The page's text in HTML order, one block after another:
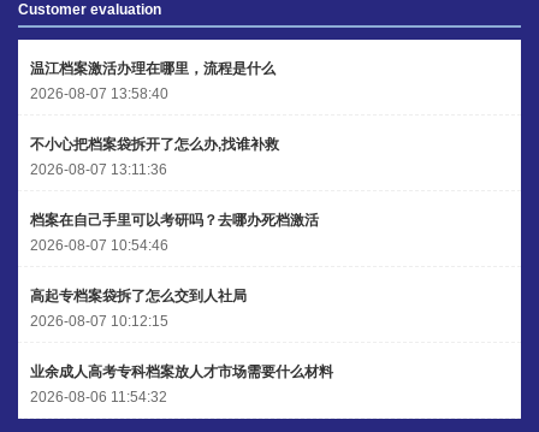
程女士 136****3253
王小姐 185****2848
李先生 135****3338
Customer evaluation
温江档案激活办理在哪里，流程是什么
2026-08-07 13:58:40
不小心把档案袋拆开了怎么办,找谁补救
2026-08-07 13:11:36
档案在自己手里可以考研吗？去哪办死档激活
2026-08-07 10:54:46
高起专档案袋拆了怎么交到人社局
2026-08-07 10:12:15
业余成人高考专科档案放人才市场需要什么材料
2026-08-06 11:54:32